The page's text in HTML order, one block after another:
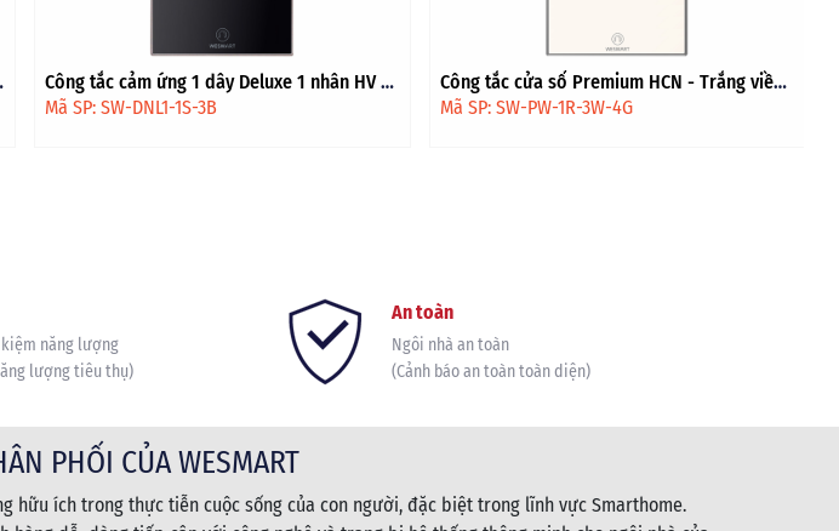
Công tắc cửa sổ Premium HCN - Trắng viền
vàng
Mã SP: SW-PW-1R-3W-4G
Công tắc công suất cao Extreme HV - Trắng
viền vàng
Mã SP: SW-EN1H-1S-3W-4G
năng lượng
lượng tiêu thụ)
An toàn
Ngôi nhà an toàn
(Cảnh báo an toàn toàn diện)
PHỐI CỦA WESMART
hữu ích trong thực tiễn cuộc sống của con người, đặc biệt trong lĩnh vực Smarthome.